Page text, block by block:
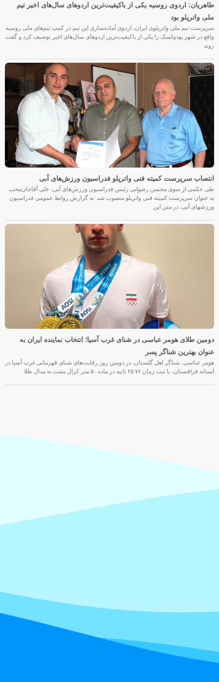
طاهریان: اردوی روسیه یکی از باکیفیت‌ترین اردوهای سال‌های اخیر تیم
ملی واترپلو بود
سرپرست تیم ملی واترپلوی ایران، اردوی آماده‌سازی این تیم در کمپ تیم‌های ملی روسیه
واقع در شهر پودولسک را یکی از باکیفیت‌ترین اردوهای سال‌های اخیر توصیف کرد و گفت
روند
انتصاب سرپرست کمیته فنی واترپلو فدراسیون ورزش‌های آبی
طی حکمی از سوی محسن رضوانی رئیس فدراسیون ورزش‌های آبی، علی آقاجان‌محب
به عنوان سرپرست کمیته فنی واترپلو منصوب شد. به گزارش روابط عمومی فدراسیون
ورزشهای آبی، در متن این
دومین طلای هومر عباسی در شنای غرب آسیا؛ انتخاب نماینده ایران به
عنوان بهترین شناگر پسر
هومر عباسی، شناگر اهل گلستان، در دومین روز رقابت‌های شنای قهرمانی غرب آسیا در
آستانه قزاقستان، با ثبت زمان ۲۵.۷۶ ثانیه در ماده ۵۰ متر کرال پشت به مدال طلا